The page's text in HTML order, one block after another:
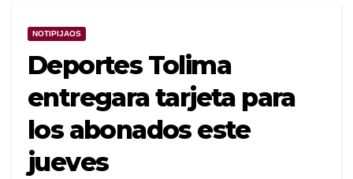
NOTIPIJAOS
Deportes Tolima
entregara tarjeta para
los abonados este
jueves